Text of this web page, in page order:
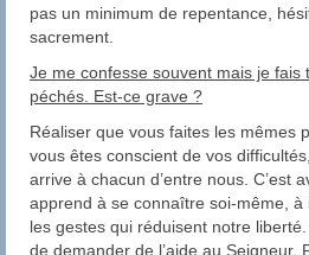
pas un minimum de repentance,
sacrement.
Je me confesse souvent mais je fais
péchés. Est-ce grave ?
Réaliser que vous faites les mêmes
vous êtes conscient de vos
arrive à chacun d’entre nous. C’est
apprend à se connaître soi-même, à
les gestes qui réduisent notre liberté.
de demander de l’aide au Seigneur.